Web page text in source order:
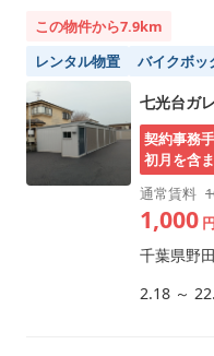
この物件から7.9km
レンタル物置
バイクボッ
七光台ガ
契約事務
初月を含
通常賃料
1,000 円
千葉県野
2.18 ～